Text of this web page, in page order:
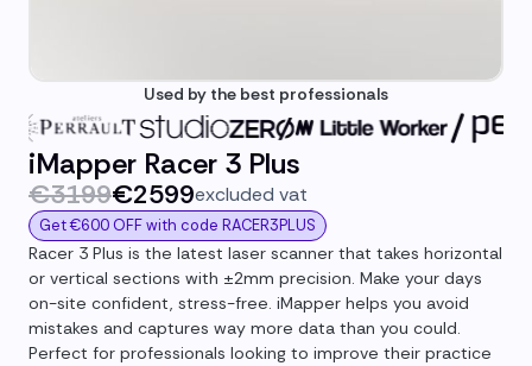
Used by the best professionals
iMapper Racer 3 Plus
€3199€2599excluded vat
Get €600 OFF with code RACER3PLUS
Racer 3 Plus is the latest laser scanner that takes horizontal
or vertical sections with ±2mm precision. Make your days
on-site confident, stress-free. iMapper helps you avoid
mistakes and captures way more data than you could.
Perfect for professionals looking to improve their practice